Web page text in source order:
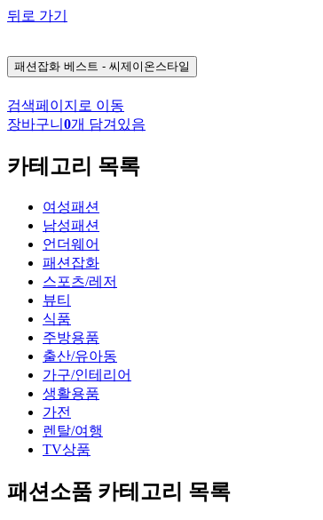
뒤로 가기
패션잡화 베스트 - 씨제이온스타일
검색페이지로 이동
장바구니 0개 담겨있음
카테고리 목록
여성패션
남성패션
언더웨어
패션잡화
스포츠/레저
뷰티
식품
주방용품
출산/유아동
가구/인테리어
생활용품
가전
렌탈/여행
TV상품
패션소품 카테고리 목록